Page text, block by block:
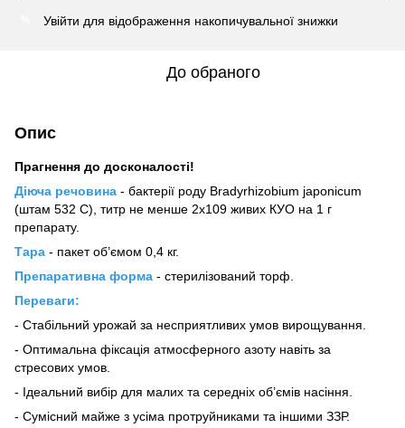
Увійти для відображення накопичувальної знижки
До обраного
Опис
Прагнення до досконалості!
Діюча речовина - бактерії роду Bradyrhizobium japonicum
(штам 532 C), титр не менше 2x109 живих КУО на 1 г
препарату.
Тара - пакет об’ємом 0,4 кг.
Препаративна форма - стерилізований торф.
Переваги:
- Стабільний урожай за несприятливих умов вирощування.
- Оптимальна фіксація атмосферного азоту навіть за
стресових умов.
- Ідеальний вибір для малих та середніх об’ємів насіння.
- Сумісний майже з усіма протруйниками та іншими ЗЗР.